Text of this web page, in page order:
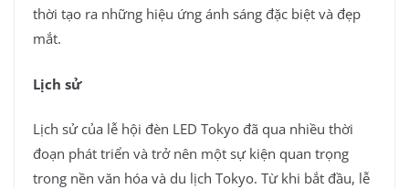
thời tạo ra những hiệu ứng ánh sáng đặc biệt và đẹp
mắt.
Lịch sử
Lịch sử của lễ hội đèn LED Tokyo đã qua nhiều thời
đoạn phát triển và trở nên một sự kiện quan trọng
trong nền văn hóa và du lịch Tokyo. Từ khi bắt đầu, lễ